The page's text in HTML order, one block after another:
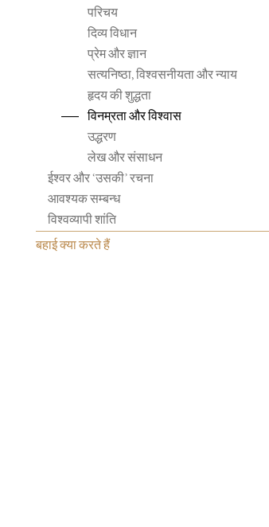
परिचय
दिव्य विधान
प्रेम और ज्ञान
सत्यनिष्ठा, विश्वसनीयता और न्याय
हृदय की शुद्धता
विनम्रता और विश्वास
उद्धरण
लेख और संसाधन
ईश्वर और ‘उसकी’ रचना
आवश्यक सम्बन्ध
विश्वव्यापी शांति
बहाई क्या करते हैं